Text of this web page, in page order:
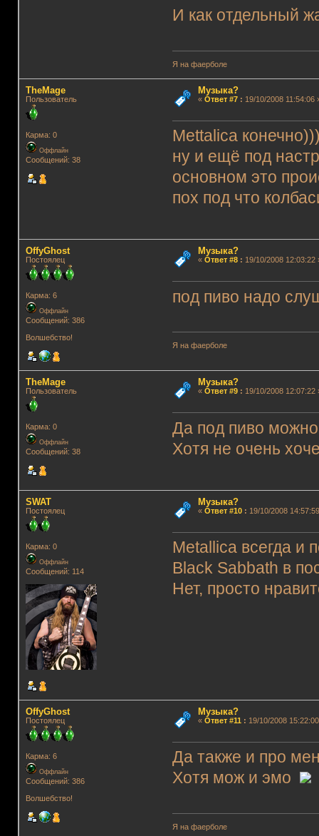
И как отдельный
Я на фаерболе
TheMage
Пользователь
Карма: 0
Оффлайн
Сообщений: 38
Музыка?
« Ответ #7: 19/10/2008 11:54:06
Mettalica
ну и ещё под
основном это
пох под что
OffyGhost
Постоялец
Карма: 6
Оффлайн
Сообщений: 386
Волшебство!
Музыка?
« Ответ #8: 19/10/2008 12:03:22
под пиво надо
Я на фаерболе
TheMage
Пользователь
Карма: 0
Оффлайн
Сообщений: 38
Музыка?
« Ответ #9: 19/10/2008 12:07:22
Да под пиво
Хотя не очень
SWAT
Постоялец
Карма: 0
Оффлайн
Сообщений: 114
Музыка?
« Ответ #10: 19/10/2008
Metallica всегда и
Black Sabbath в
Нет, просто
OffyGhost
Постоялец
Карма: 6
Оффлайн
Сообщений: 386
Волшебство!
Музыка?
« Ответ #11 : 19/10/2008
Да также и про
Хотя мож и эмо
Я на фаерболе